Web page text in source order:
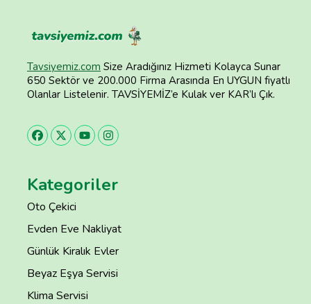
Tavsiyemiz.com Size Aradığınız Hizmeti Kolayca Sunar
650 Sektör ve 200.000 Firma Arasında En UYGUN fiyatlı
Olanlar Listelenir. TAVSİYEMİZ’e Kulak ver KAR’lı Çık.
Kategoriler
Oto Çekici
Evden Eve Nakliyat
Günlük Kiralık Evler
Beyaz Eşya Servisi
Klima Servisi